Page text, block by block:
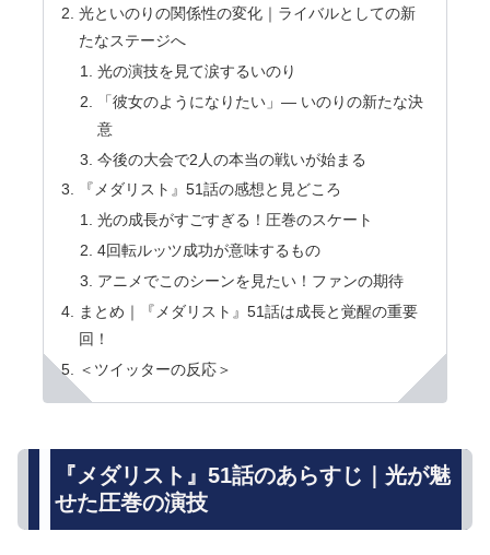
光といのりの関係性の変化｜ライバルとしての新
たなステージへ
光の演技を見て涙するいのり
「彼女のようになりたい」— いのりの新たな決
意
今後の大会で2人の本当の戦いが始まる
『メダリスト』51話の感想と見どころ
光の成長がすごすぎる！圧巻のスケート
4回転ルッツ成功が意味するもの
アニメでこのシーンを見たい！ファンの期待
まとめ｜『メダリスト』51話は成長と覚醒の重要
回！
＜ツイッターの反応＞
『メダリスト』51話のあらすじ｜光が魅
せた圧巻の演技